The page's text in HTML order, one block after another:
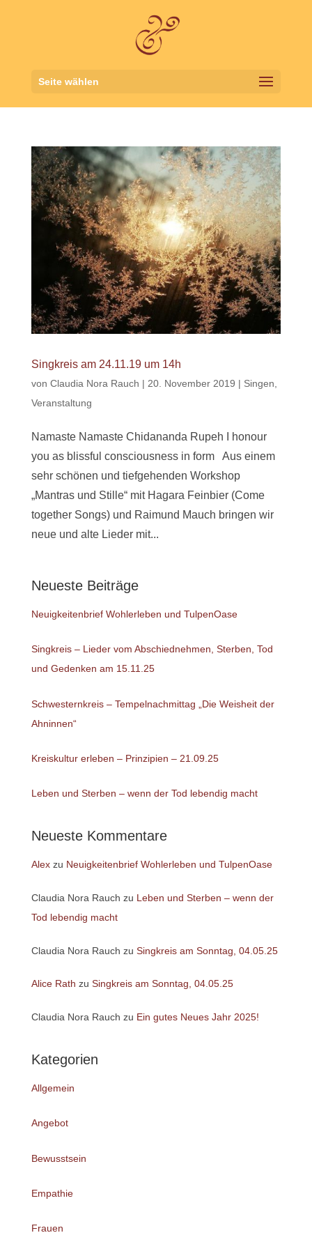
Seite wählen
Singkreis am 24.11.19 um 14h
von Claudia Nora Rauch | 20. November 2019 | Singen
Veranstaltung
Namaste Namaste Chidananda Rupeh I honour
you as blissful consciousness in form Aus einem
sehr schönen und tiefgehenden Workshop
„Mantras und Stille“ mit Hagara Feinbier (Come
together Songs) und Raimund Mauch bringen wir
neue und alte Lieder mit...
Neueste Beiträge
Neuigkeitenbrief Wohlerleben und TulpenOase
Singkreis – Lieder vom Abschiednehmen, Sterben, Tod
und Gedenken am 15.11.25
Schwesternkreis – Tempelnachmittag „Die Weisheit der
Ahninnen“
Kreiskultur erleben – Prinzipien – 21.09.25
Leben und Sterben – wenn der Tod lebendig macht
Neueste Kommentare
Alexzu Neuigkeitenbrief Wohlerleben und TulpenOase
Claudia Nora Rauch zu Leben und Sterben – wenn der
Tod lebendig macht
Claudia Nora Rauch zu Singkreis am Sonntag, 04.05.25
Alice Rath zu Singkreis am Sonntag, 04.05.25
Claudia Nora Rauch zu Ein gutes Neues Jahr 2025!
Kategorien
Allgemein
Angebot
Bewusstsein
Empathie
Frauen